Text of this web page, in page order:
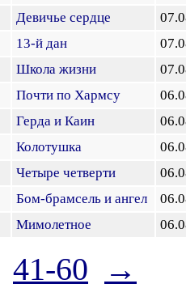
Девичье сердце
13-й дан
Школа жизни
Почти по Хармсу
Герда и Каин
Колотушка
Четыре четверти
Бом-брамсель и ангел
Мимолетное
41-60
→